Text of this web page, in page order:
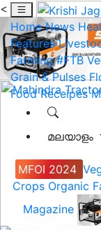
<
Home News
Features
Farming #FTB
Grain & Pulses
Food Receipes
മലയാളം
MFOI 2024
Crops Organic
Magazine